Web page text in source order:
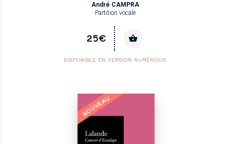
André CAMPRA
Partition vocale
25€
DISPONIBLE EN VERSION NUMÉRIQUE
NOUVEAU